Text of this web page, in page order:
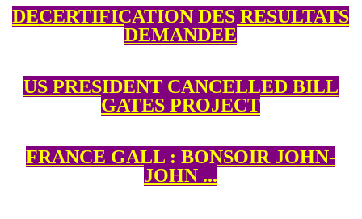
DECERTIFICATION DES RESULTATS
DEMANDEE
US PRESIDENT CANCELLED BILL
GATES PROJECT
FRANCE GALL : BONSOIR JOHN-
JOHN ...